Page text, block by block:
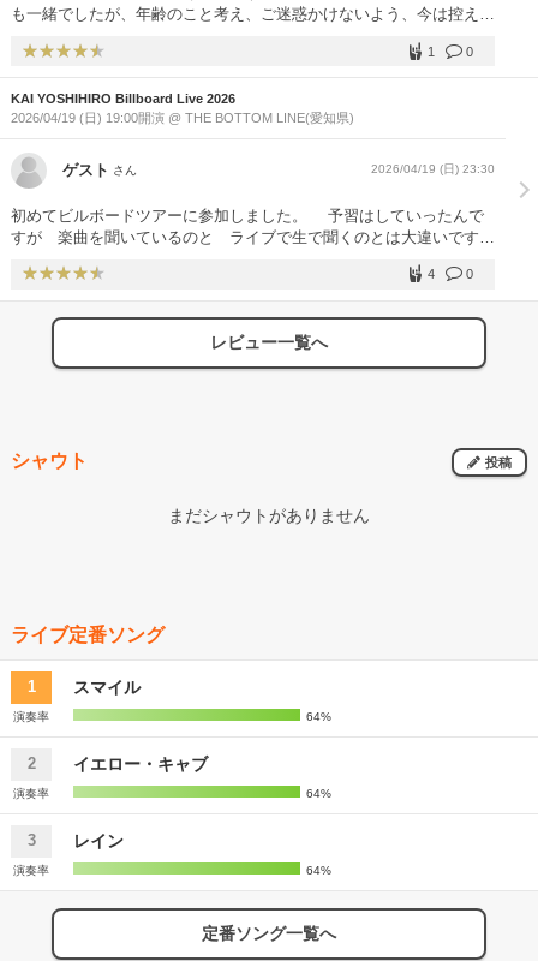
も一緒でしたが、年齢のこと考え、ご迷惑かけないよう、今は控えて
も、木村さん、健太くん、山田くんの最強メンバーで、続けて欲しい
です。甲斐さんならまだまだ大丈夫かな。私も体調整えて、また、参
加したいです。 あと、6日も行きます。
0
1
KAI YOSHIHIRO Billboard Live 2026
2026/04/19 (日) 19:00開演 @ THE BOTTOM LINE(愛知県)
ゲスト さん 2026/04/19 (日) 23:30
初めてビルボードツアーに参加しました。 予習はしていったんで
すが 楽曲を聞いているのと ライブで生で聞くのとは大違いです
さんとの距離が近い！ 近くにいた男性が言ってたんですが ライブ
時間は1時間程で 過去1短いライブだと言ってました。 確かに短か
ったんですが 中身は濃いライブでしたよ 満足できました。 よか
0
4
レビュー一覧へ
シャウト 投稿
まだシャウトがありません
ライブ定番ソング
1 スマイル
演奏率 64%
2 イエロー・キャブ
演奏率 64%
3 レイン
演奏率 64%
定番ソング一覧へ